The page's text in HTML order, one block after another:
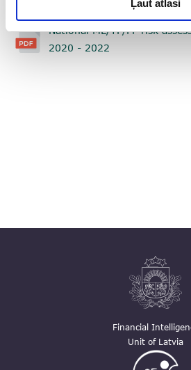
Ļaut atlasi
National ML/TF/PF risk
2020 - 2022
Financial
Unit of Latvia